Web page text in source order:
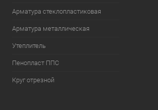
Арматура стеклопластиковая
Арматура металлическая
Утеплитель
Пенопласт ППС
Круг отрезной